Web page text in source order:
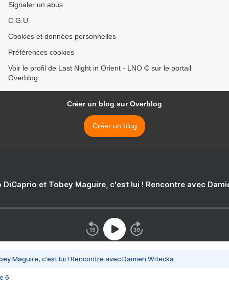
Signaler un abus
C.G.U.
Cookies et données personnelles
Préférences cookies
Voir le profil de Last Night in Orient - LNO © sur le portail
Overblog
Créer un blog sur Overblog
Créer un blog
DiCaprio et Tobey Maguire, c'est lui ! Rencontre avec
Maguire, c'est lui ! Rencontre avec Damien Witecka
6